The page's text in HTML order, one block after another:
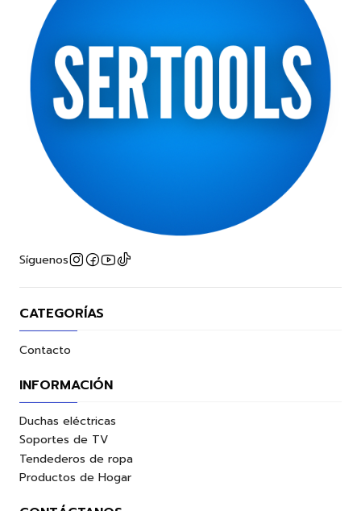
Síguenos
CATEGORÍAS
Contacto
INFORMACIÓN
Duchas eléctricas
Soportes de TV
Tendederos de ropa
Productos de Hogar